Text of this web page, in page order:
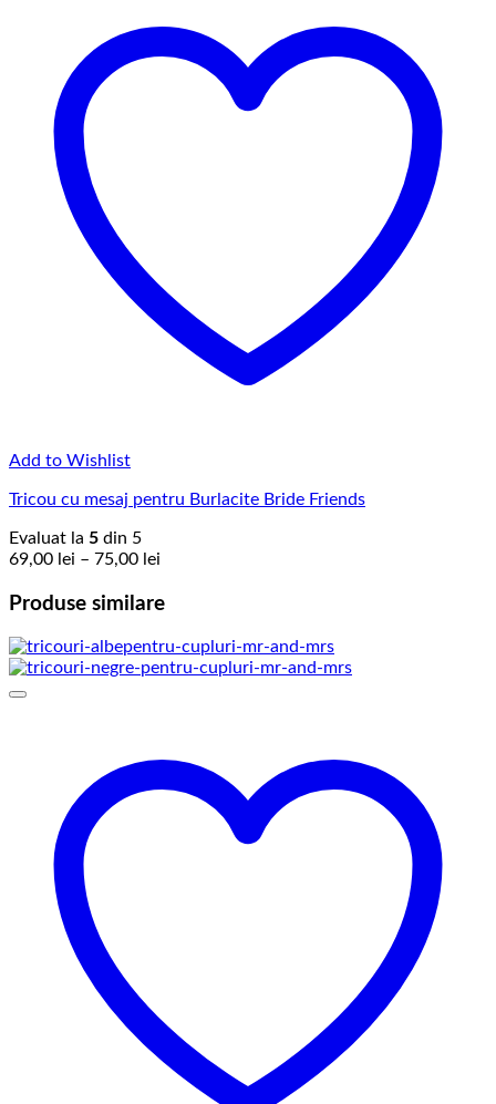
Add to Wishlist
Tricou cu mesaj pentru Burlacite Bride Friends
Evaluat la 5 din 5
69,00 lei – 75,00 lei
prețuri:
până
la
Produse similare